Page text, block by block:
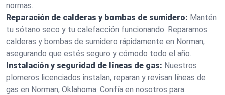
normas.
Reparación de calderas y bombas de sumidero: Mantén
tu sótano seco y tu calefacción funcionando. Reparamos
calderas y bombas de sumidero rápidamente en Norman,
asegurando que estés seguro y cómodo todo el año.
Instalación y seguridad de líneas de gas: Nuestros
plomeros licenciados instalan, reparan y revisan líneas de
gas en Norman, Oklahoma. Confía en nosotros para